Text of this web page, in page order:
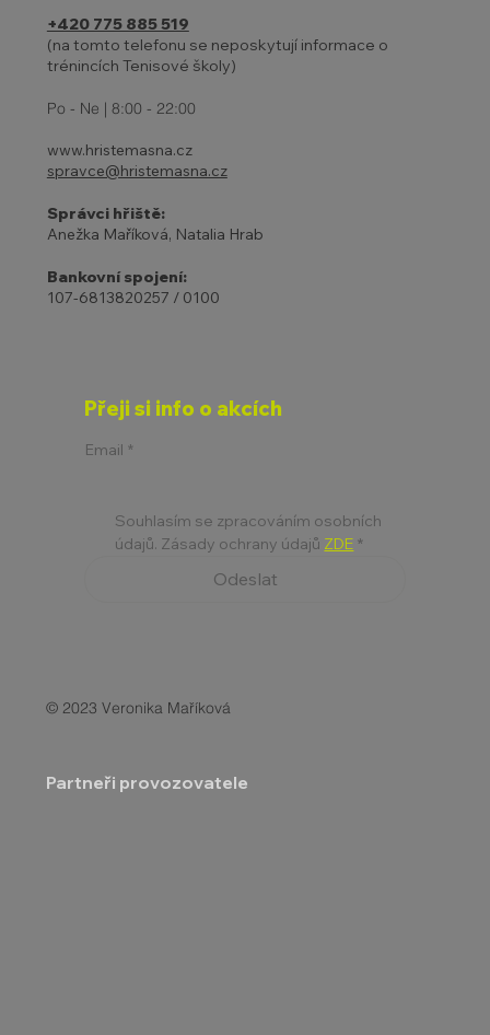
+420 775 885 519
(na tomto telefonu se neposkytují informace o
trénincích Tenisové školy)
Po - Ne | 8:00 - 22:00
www.hristemasna.cz
spravce@hristemasna.cz
Správci hřiště:
Anežka Maříková, Natalia Hrab
Bankovní spojení:
107-6813820257 / 0100
Přeji si info o akcích
Email *
Souhlasím se zpracováním osobních
údajů. Zásady ochrany údajů ZDE *
Odeslat
© 2023 Veronika Maříková
Partneři provozovatele